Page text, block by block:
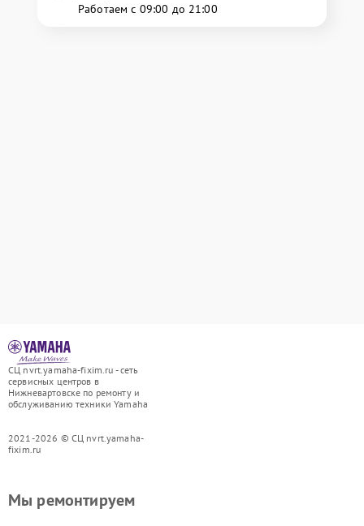
Работаем с 09:00 до 21:00
СЦ nvrt.yamaha-fixim.ru - сеть
сервисных центров в
Нижневартовске по ремонту и
обслуживанию техники Yamaha
2021-2026 © СЦ nvrt.yamaha-
fixim.ru
Мы ремонтируем